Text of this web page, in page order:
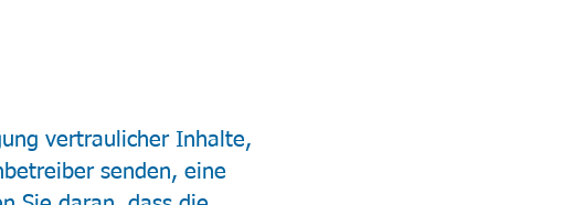
vertraulicher Inhalte,
senden, eine